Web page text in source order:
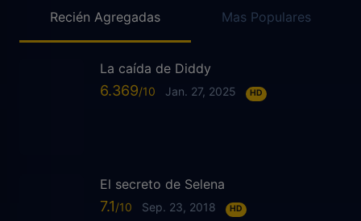
Recién Agregadas Mas Populares
La caída de Diddy
6.369 Jan. 27, 2025 HD
El secreto de Selena
7.1 Sep. 23, 2018 HD